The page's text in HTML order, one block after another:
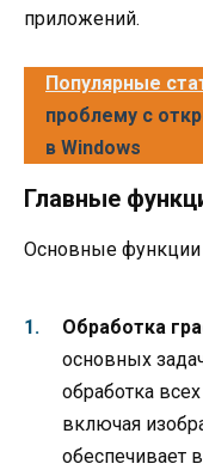
приложений.
Популярные
проблему с
в Windows
Главные
Основные функции
Обработка
основных
обработка
включая
обеспечивает